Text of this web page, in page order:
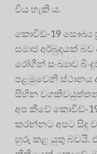
විය හැකි ය.
කොවිඩ්-19 සෞඛ්‍ය
සමාජ අර්බුදයක්
රෝගීන් සංඛ්‍යාව
පළමුවෙනි ස්ථානය
සිහින වගකිවයුත්තන්
අප කීවේ කොවිඩ්-
කරන්නට අපට සිදු
හුරු කළ යුතු බවයි.